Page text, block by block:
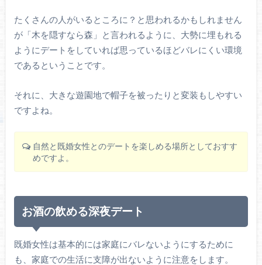
たくさんの人がいるところに？と思われるかもしれません
が「木を隠すなら森」と言われるように、大勢に埋もれる
ようにデートをしていれば思っているほどバレにくい環境
であるということです。
それに、大きな遊園地で帽子を被ったりと変装もしやすい
ですよね。
自然と既婚女性とのデートを楽しめる場所としておすす
めですよ。
お酒の飲める深夜デート
既婚女性は基本的には家庭にバレないようにするために
も、家庭での生活に支障が出ないように注意をします。